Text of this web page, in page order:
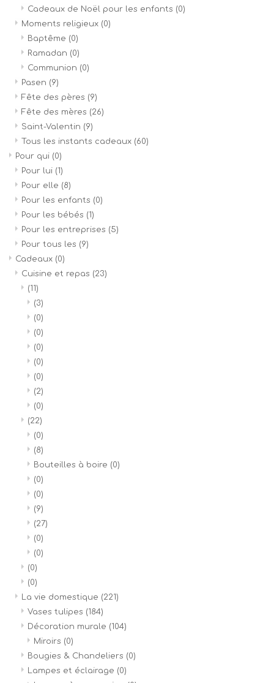
Cadeaux de Noël pour les enfants (0)
Moments religieux (0)
Baptême (0)
Ramadan (0)
Communion (0)
Pasen (9)
Fête des pères (9)
Fête des mères (26)
Saint-Valentin (9)
Tous les instants cadeaux (60)
Pour qui (0)
Pour lui (1)
Pour elle (8)
Pour les enfants (0)
Pour les bébés (1)
Pour les entreprises (5)
Pour tous les (9)
Cadeaux (0)
Cuisine et repas (23)
(11)
(3)
(0)
(0)
(0)
(0)
(0)
(2)
(0)
(22)
(0)
(8)
Bouteilles à boire (0)
(0)
(0)
(9)
(27)
(0)
(0)
(0)
(0)
La vie domestique (221)
Vases tulipes (184)
Décoration murale (104)
Miroirs (0)
Bougies & Chandeliers (0)
Lampes et éclairage (0)